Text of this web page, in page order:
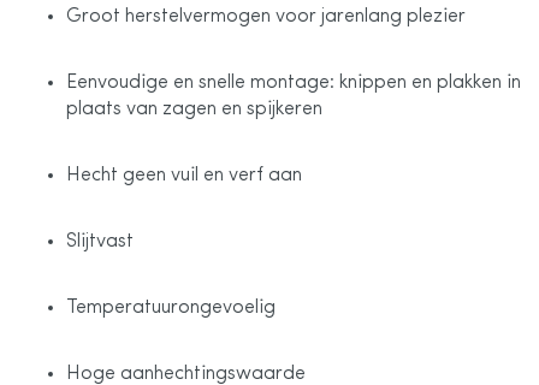
Groot herstelvermogen voor jarenlang plezier
Eenvoudige en snelle montage: knippen en plakken in
plaats van zagen en spijkeren
Hecht geen vuil en verf aan
Slijtvast
Temperatuurongevoelig
Hoge aanhechtingswaarde